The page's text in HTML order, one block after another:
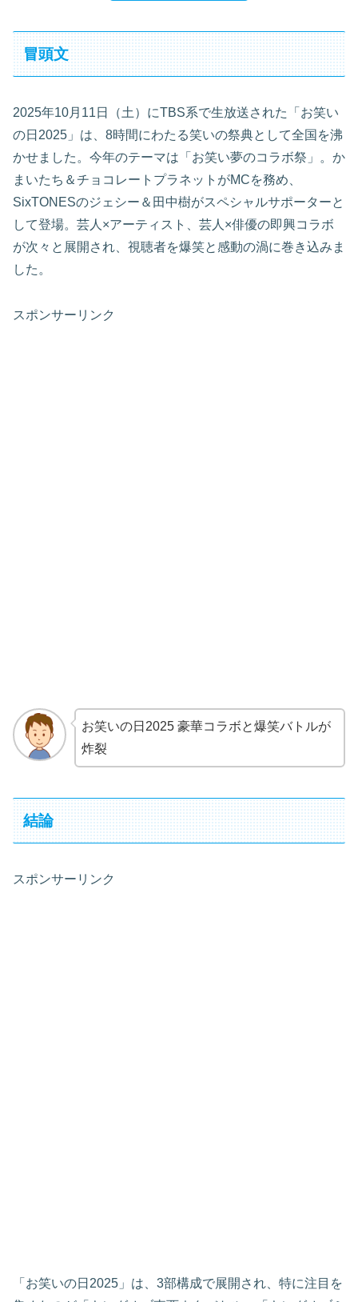
冒頭文
2025年10月11日（土）にTBS系で生放送された「お笑い
の日2025」は、8時間にわたる笑いの祭典として全国を沸
かせました。今年のテーマは「お笑い夢のコラボ祭」。か
まいたち＆チョコレートプラネットがMCを務め、
SixTONESのジェシー＆田中樹がスペシャルサポーターと
して登場。芸人×アーティスト、芸人×俳優の即興コラボ
が次々と展開され、視聴者を爆笑と感動の渦に巻き込みま
した。
スポンサーリンク
お笑いの日2025 豪華コラボと爆笑バトルが
炸裂
結論
スポンサーリンク
「お笑いの日2025」は、3部構成で展開され、特に注目を